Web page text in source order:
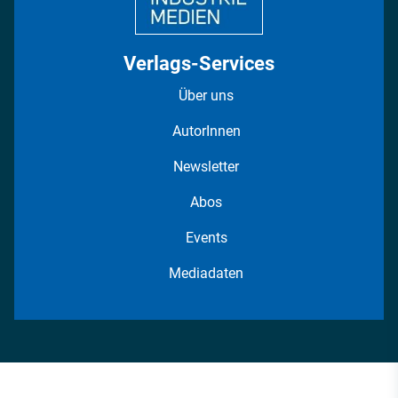
Verlags-Services
Über uns
AutorInnen
Newsletter
Abos
Events
Mediadaten